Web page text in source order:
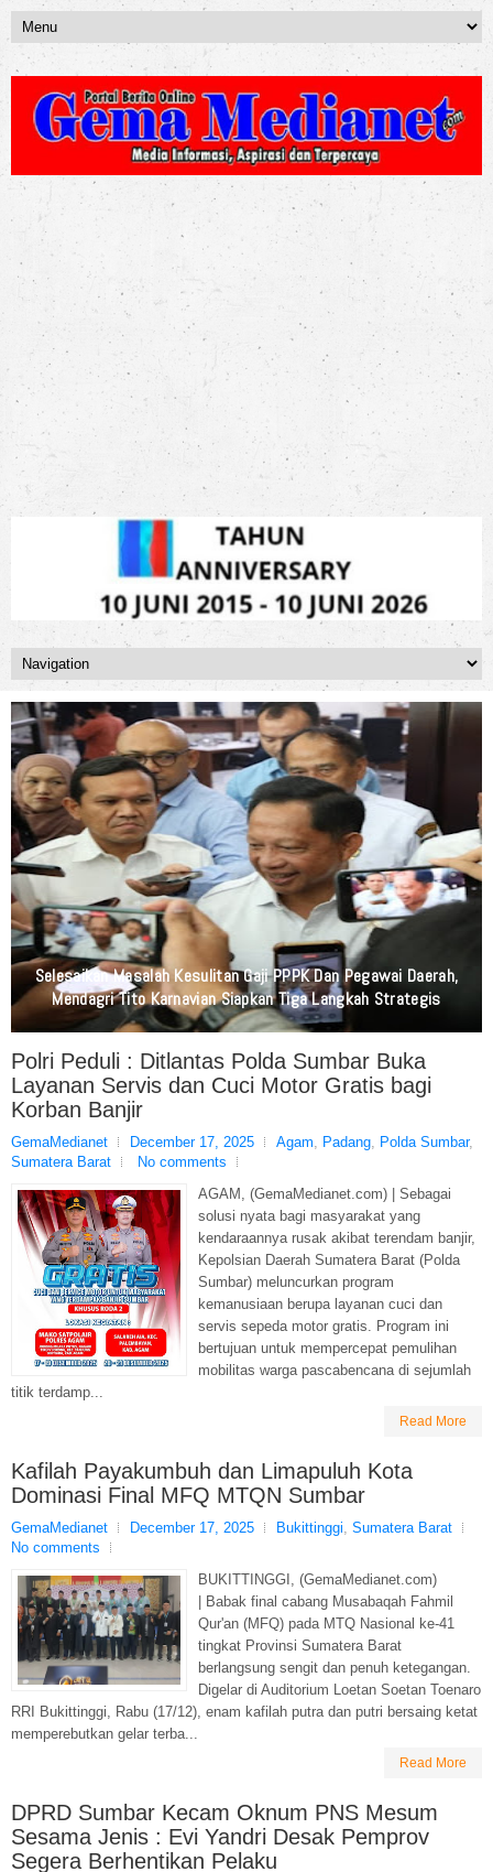
Sasar Korban Bencana Alam, Polresta Padang Dirikan Posko
Kesehatan Lapangan
Polri Peduli : Ditlantas Polda Sumbar Buka
Layanan Servis dan Cuci Motor Gratis bagi
Korban Banjir
GemaMedianet December 17, 2025 Agam, Padang, Polda Sumbar,
Sumatera Barat
No comments
AGAM, (GemaMedianet.com) | Sebagai
solusi nyata bagi masyarakat yang
kendaraannya rusak akibat terendam banjir,
Kepolsian Daerah Sumatera Barat (Polda
Sumbar) meluncurkan program
kemanusiaan berupa layanan cuci dan
servis sepeda motor gratis. Program ini
bertujuan untuk mempercepat pemulihan
mobilitas warga pascabencana di sejumlah
titik terdamp...
Read More
Kafilah Payakumbuh dan Limapuluh Kota
Dominasi Final MFQ MTQN Sumbar
GemaMedianet December 17, 2025 Bukittinggi, Sumatera Barat
No comments
BUKITTINGGI, (GemaMedianet.com)
| Babak final cabang Musabaqah Fahmil
Qur'an (MFQ) pada MTQ Nasional ke-41
tingkat Provinsi Sumatera Barat
berlangsung sengit dan penuh ketegangan.
Digelar di Auditorium Loetan Soetan Toenaro
RRI Bukittinggi, Rabu (17/12), enam kafilah putra dan putri bersaing ketat
memperebutkan gelar terba...
Read More
DPRD Sumbar Kecam Oknum PNS Mesum
Sesama Jenis : Evi Yandri Desak Pemprov
Segera Berhentikan Pelaku